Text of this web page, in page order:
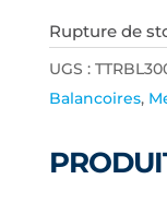
Rupture de
UGS :
Balancoires,